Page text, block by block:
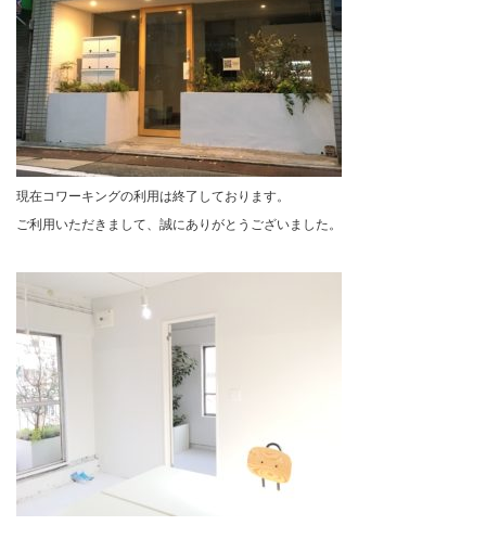
現在コワーキングの利用は終了しております。
ご利用いただきまして、誠にありがとうございました。